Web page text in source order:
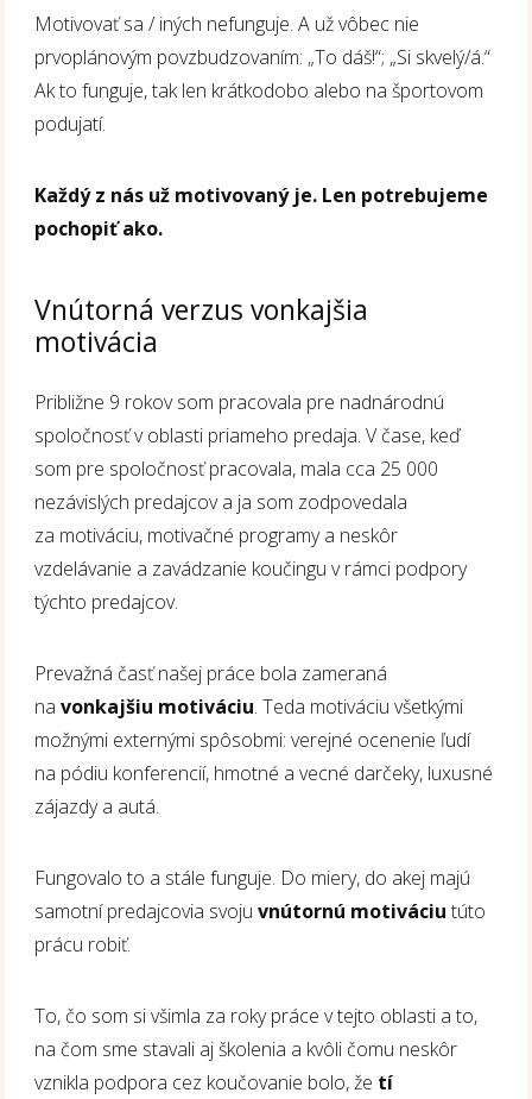
Motivovať sa / iných nefunguje. A už vôbec nie
prvoplánovým povzbudzovaním: „To dáš!“; „Si skvelý/á.“
Ak to funguje, tak len krátkodobo alebo na športovom
podujatí.
Každý z nás už motivovaný je. Len potrebujeme
pochopiť ako.
Vnútorná verzus vonkajšia
motivácia
Približne 9 rokov som pracovala pre nadnárodnú
spoločnosť v oblasti priameho predaja. V čase, keď
som pre spoločnosť pracovala, mala cca 25 000
nezávislých predajcov a ja som zodpovedala
za motiváciu, motivačné programy a neskôr
vzdelávanie a zavádzanie koučingu v rámci podpory
týchto predajcov.
Prevažná časť našej práce bola zameraná
navonkajšiu motiváciu. Teda motiváciu všetkými
možnými externými spôsobmi: verejné ocenenie ľudí
na pódiu konferencií, hmotné a vecné darčeky, luxusné
zájazdy a autá.
Fungovalo to a stále funguje. Do miery, do akej majú
samotní predajcovia svojuvnútornú motiváciu túto
prácu robiť.
To, čo som si všimla za roky práce v tejto oblasti a to,
na čom sme stavali aj školenia a kvôli čomu neskôr
vznikla podpora cez koučovanie bolo, že tí